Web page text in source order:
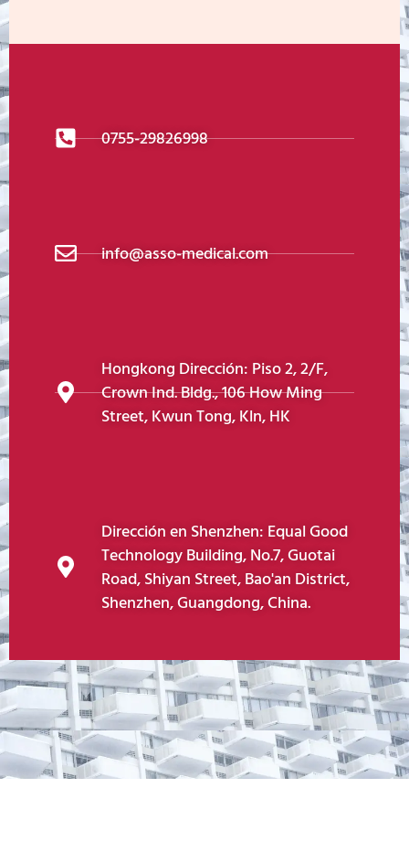
0755-29826998
info@asso-medical.com
Hongkong Dirección: Piso 2, 2/F,
Crown Ind. Bldg., 106 How Ming
Street, Kwun Tong, Kln, HK
Dirección en Shenzhen: Equal Good
Technology Building, No.7, Guotai
Road, Shiyan Street, Bao'an District,
Shenzhen, Guangdong, China.